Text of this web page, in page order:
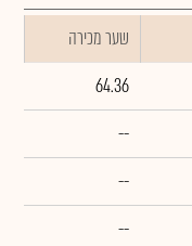
שער מכירה
64.36
--
--
--